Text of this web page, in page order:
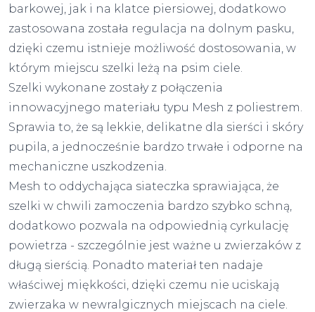
barkowej, jak i na klatce piersiowej, dodatkowo
zastosowana została regulacja na dolnym pasku,
dzięki czemu istnieje możliwość dostosowania, w
którym miejscu szelki leżą na psim ciele.
Szelki wykonane zostały z połączenia
innowacyjnego materiału typu Mesh z poliestrem.
Sprawia to, że są lekkie, delikatne dla sierści i skóry
pupila, a jednocześnie bardzo trwałe i odporne na
mechaniczne uszkodzenia.
Mesh to oddychająca siateczka sprawiająca, że
szelki w chwili zamoczenia bardzo szybko schną,
dodatkowo pozwala na odpowiednią cyrkulację
powietrza - szczególnie jest ważne u zwierzaków z
długą sierścią. Ponadto materiał ten nadaje
właściwej miękkości, dzięki czemu nie uciskają
zwierzaka w newralgicznych miejscach na ciele.